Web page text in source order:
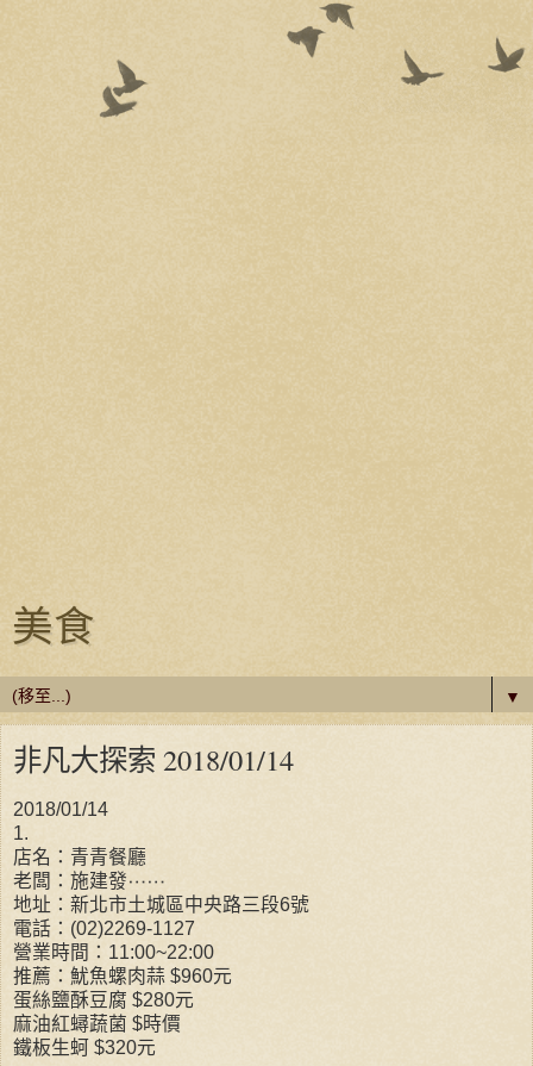
美食
▼
非凡大探索 2018/01/14
2018/01/14
1.
店名：青青餐廳
老闆：施建發⋯⋯
地址：新北市土城區中央路三段6號
電話：(02)2269-1127
營業時間：11:00~22:00
推薦：魷魚螺肉蒜 $960元
蛋絲鹽酥豆腐 $280元
麻油紅蟳蔬菌 $時價
鐵板生蚵 $320元